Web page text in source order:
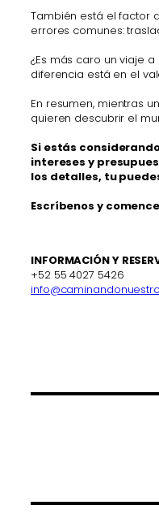
También está el factor
errores comunes:
¿Es más caro un viaje
diferencia está en el
En resumen, mientras
quieren descubrir el
Si estás
intereses y
los detalles, tu
Escríbenos y
INFORMACIÓN Y
+52 55 4027 5426